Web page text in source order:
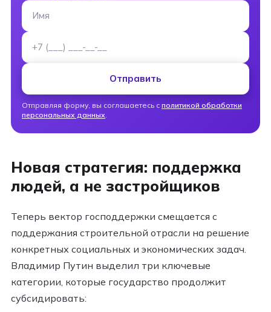
Имя
Номер телефона
Отправить
Отправляя форму, вы соглашаетесь с политикой обработки
персональных данных
Новая стратегия: поддержка
людей, а не застройщиков
Теперь вектор господдержки смещается с
поддержания строительной отрасли на решение
конкретных социальных и экономических задач.
Владимир Путин выделил три ключевые
категории, которые государство продолжит
субсидировать: